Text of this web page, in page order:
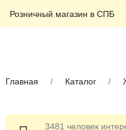
Розничный магазин в СПБ
Главная / Каталог /
3481 человек